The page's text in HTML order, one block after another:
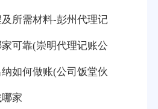
所需材料-彭州代理记
可靠(崇明代理记账公
如何做账(公司饭堂伙
家